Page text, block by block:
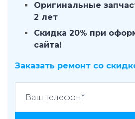
Оригинальные
2 лет
Скидка 20% при
сайта!
Заказать ремонт со